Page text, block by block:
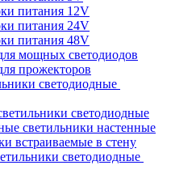
питания 12V
питания 24V
питания 48V
мощных светодиодов
прожекторов
светодиодные
светодиодные
светильники настенные
встраиваемые в стену
светодиодные